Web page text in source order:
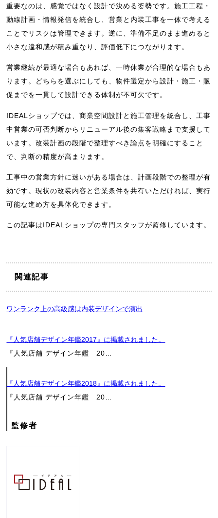
重要なのは、感覚ではなく設計で決める姿勢です。施工工程・
動線計画・情報発信を統合し、営業と内装工事を一体で考える
ことでリスクは管理できます。逆に、準備不足のまま進めると
小さな違和感が積み重なり、評価低下につながります。
営業継続が最適な場合もあれば、一時休業が合理的な場合もあ
ります。どちらを選ぶにしても、物件選定から設計・施工・販
促までを一貫して設計できる体制が不可欠です。
IDEALショップでは、商業空間設計と施工管理を統合し、工事
中営業の可否判断からリニューアル後の集客戦略まで支援して
います。改装計画の段階で整理すべき論点を明確にすること
で、判断の精度が高まります。
工事中の営業方針に迷いがある場合は、計画段階での整理が有
効です。現状の改装内容と営業条件を共有いただければ、実行
可能な進め方を具体化できます。
この記事はIDEALショップの専門スタッフが監修しています。
関連記事
ワンランク上の高級感は内装デザインで演出
『人気店舗デザイン年鑑2017』に掲載されました。
『人気店舗 デザイン年鑑 20…
『人気店舗デザイン年鑑2018』に掲載されました。
『人気店舗 デザイン年鑑 20…
監修者